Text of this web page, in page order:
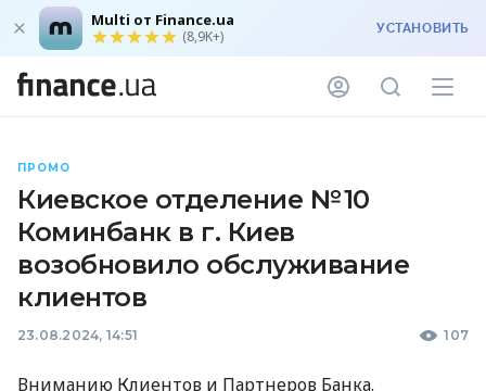
Multi от Finance.ua
(8,9K+) УСТАНОВИТЬ
ПРОМО
Киевское отделение № 10
Коминбанк в г. Киев
возобновило обслуживание
клиентов
23.08.2024, 14:51 107
Вниманию Клиентов и Партнеров Банка.